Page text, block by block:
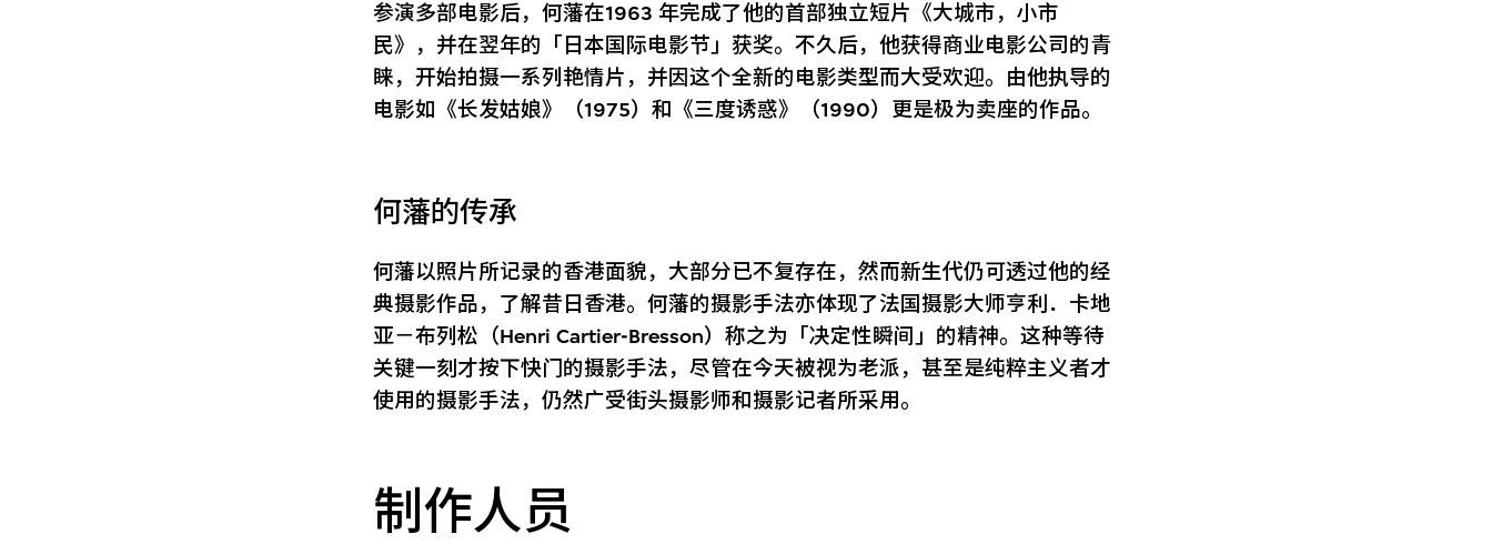
参演多部电影后，何藩在1963 年完成了他的首部独立短片《大城市，小市
民》，并在翌年的「日本国际电影节」获奖。不久后，他获得商业电影公司的青
睐，开始拍摄一系列艳情片，并因这个全新的电影类型而大受欢迎。由他执导的
电影如《长发姑娘》（1975）和《三度诱惑》（1990）更是极为卖座的作品。
何藩的传承
何藩以照片所记录的香港面貌，大部分已不复存在，然而新生代仍可透过他的经
典摄影作品，了解昔日香港。何藩的摄影手法亦体现了法国摄影大师亨利．卡地
亚－布列松（Henri Cartier-Bresson）称之为「决定性瞬间」的精神。这种等待
关键一刻才按下快门的摄影手法，尽管在今天被视为老派，甚至是纯粹主义者才
使用的摄影手法，仍然广受街头摄影师和摄影记者所采用。
制作人员